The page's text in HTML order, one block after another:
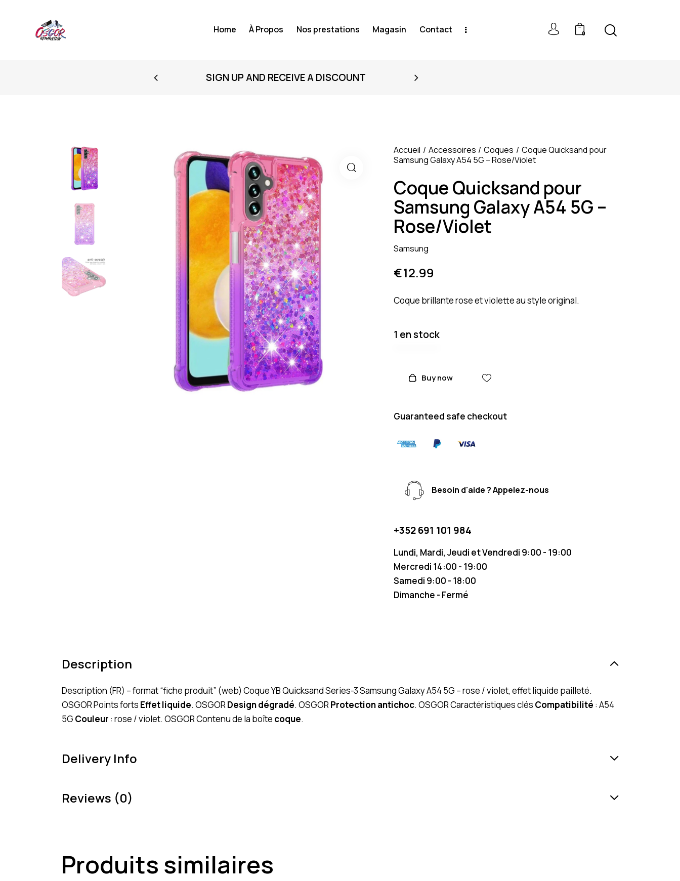
Home À Propos Nos prestations Magasin Contact 0
SIGN UP AND RECEIVE A DISCOUNT
Accueil Accessoires Coques
Coque Quicksand pour
Samsung Galaxy A54 5G – Rose/Violet
Coque Quicksand pour
Samsung Galaxy A54 5G –
Rose/Violet
Samsung
€12.99
Coque brillante rose et violette au style original.
1 en stock
Buy now
Guaranteed safe checkout
Besoin d'aide ? Appelez-nous
+352 691 101 984
Lundi, Mardi, Jeudi et Vendredi 9:00 - 19:00
Mercredi 14:00 - 19:00
Samedi 9:00 - 18:00
Dimanche - Fermé
Description
Description (FR) – format “fiche produit” (web) Coque YB Quicksand Series-3 Samsung Galaxy A54 5G – rose / violet, effet liquide pailleté.
OSGOR Points forts Effet liquide. OSGORDesign dégradé. OSGORProtection antichoc. OSGOR Caractéristiques clés Compatibilité : A54
5G Couleur : rose / violet. OSGOR Contenu de la boîte coque.
Delivery Info
Reviews (0)
Produits similaires